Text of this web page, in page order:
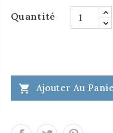
Quantité
 Ajouter Au